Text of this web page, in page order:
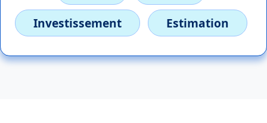
Investissement
Estimation